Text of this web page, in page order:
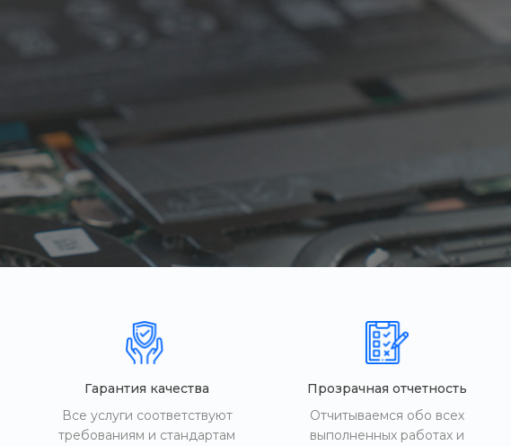
Гарантия качества
Все услуги соответствуют
требованиям и стандартам
Прозрачная отчетность
Отчитываемся обо всех
выполненных работах и